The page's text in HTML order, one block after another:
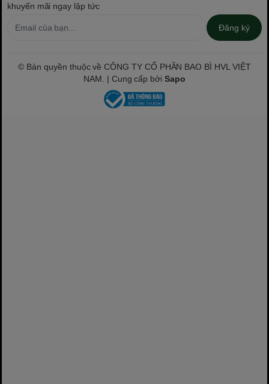
khuyến mãi ngay lập tức
Đăng ký
© Bản quyền thuộc về CÔNG TY CỔ PHẦN BAO BÌ HVL VIỆT
NAM. | Cung cấp bởiSapo